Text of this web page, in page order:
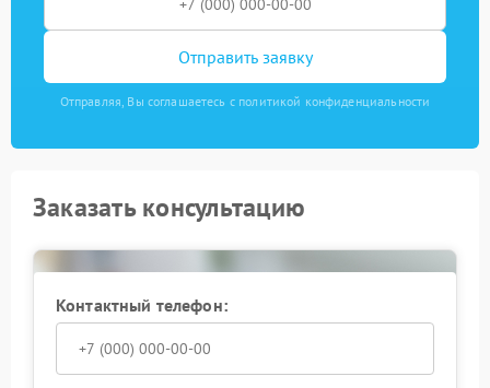
Отправить заявку
Отправляя, Вы соглашаетесь с политикой конфиденциальности
Заказать консультацию
Контактный телефон: